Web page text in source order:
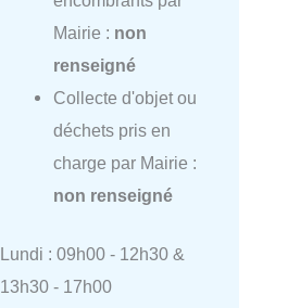
Mairie : non
renseigné
Collecte d'objet ou
déchets pris en
charge par Mairie :
non renseigné
Lundi : 09h00 - 12h30 &
13h30 - 17h00